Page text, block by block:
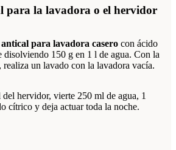
para la lavadora o el hervidor
antical para lavadora casero con ácido
disolviendo 150 g en 1 l de agua. Con la
realiza un lavado con la lavadora vacía.
hervidor, vierte 250 ml de agua, 1
cítrico y deja actuar toda la noche.